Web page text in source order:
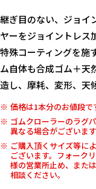
継ぎ目のない、ジョイ
ヤーをジョイントレス
特殊コーティングを施
ム自体も合成ゴム＋天
造し、摩耗、変形、天
価格は1本分のお値段で
ゴムクローラーのラグ
異なる場合がございま
ご購入頂くサイズ等に
ございます。フォーク
様の営業所止め、また
相談ください。